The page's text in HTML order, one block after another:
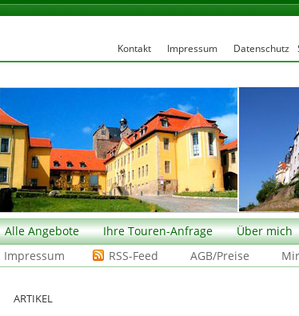
Alle Angebote Ihre Touren-Anfrage Über mich
Impressum RSS-Feed AGB/Preise
ARTIKEL
Kontakt Impressum Datenschutz